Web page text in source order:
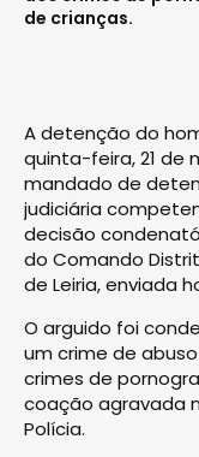
de crianças.
A detenção do
quinta-feira, 21 de
mandado de
judiciária
decisão
do Comando
de Leiria, enviada
O arguido foi
um crime de
crimes de
coação agravada
Polícia.